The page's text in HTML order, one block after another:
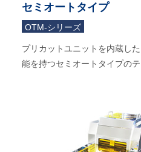
セミオートタイプ
OTM-シリーズ
プリカットユニットを内蔵し
能を持つセミオートタイプのテ